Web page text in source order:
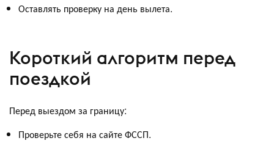
Оставлять проверку на день вылета.
Короткий алгоритм перед
поездкой
Перед выездом за границу:
Проверьте себя на сайте ФССП.